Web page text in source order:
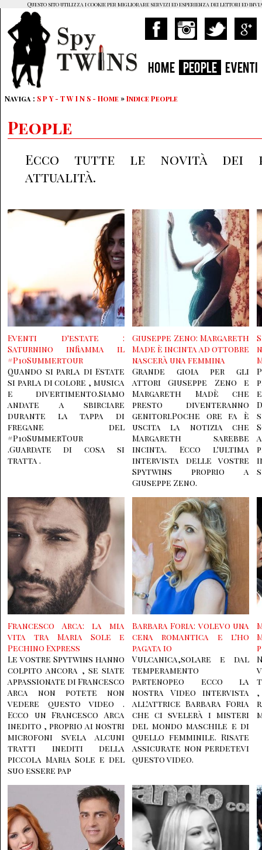
HOME PEOPLE EVENTI
Naviga : S P Y - T W I N S - Home »Indice People
People
Ecco tutte le novità dei
attualità.
Eventi d'estate :
Saturnino infiamma il
#P10Summertour
Quando si parla di Estate
si parla di colore , musica
e divertimento.Siamo
andate a sbirciare
durante la tappa di
fregane del
#P10SummerTour
.Guardate di cosa si
tratta .
Giuseppe Zeno: Margareth
Made è incinta ad ottobre
nascerà una femmina
Grande gioia per gli
attori Giuseppe Zeno e
Margareth Madè che
presto diventeranno
genitori.Poche ore fa è
uscita la notizia che
Margareth sarebbe
incinta. Ecco l'ultima
intervista delle vostre
Spytwins proprio a
Giuseppe Zeno.
Francesco Arca: la mia
vita tra Maria Sole e
Pechino Express
Le vostre Spytwins hanno
colpito ancora , se siate
appassionate di Francesco
Arca non potete non
vedere questo video .
Ecco un Francesco Arca
inedito , proprio ai nostri
microfoni svela alcuni
tratti inediti della
piccola Maria Sole e del
suo essere pap
Barbara Foria: volevo una
cena romantica e l'ho
pagata io
Vulcanica,solare e dal
temperamento
partenopeo ecco la
nostra Video intervista
all'attrice Barbara Foria
che ci svelerà i misteri
del mondo maschile e di
quello femminile. Risate
assicurate non perdetevi
questo video.
Questo sito utilizza i cookie per migliorare servizi ed esperienza dei lettori ed